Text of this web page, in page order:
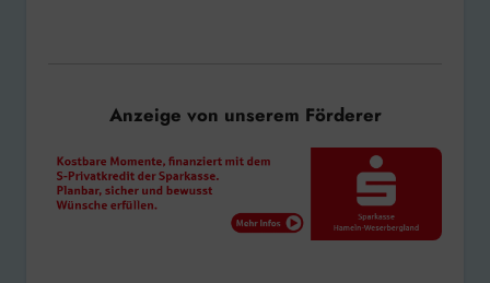
Anzeige von unserem Förderer